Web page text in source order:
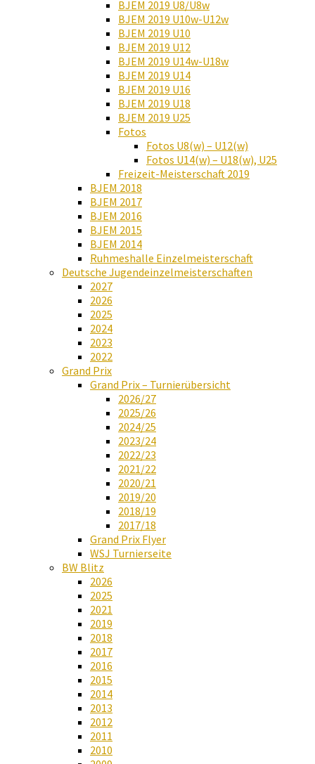
BJEM 2019 U8/U8w
BJEM 2019 U10w-U12w
BJEM 2019 U10
BJEM 2019 U12
BJEM 2019 U14w-U18w
BJEM 2019 U14
BJEM 2019 U16
BJEM 2019 U18
BJEM 2019 U25
Fotos
Fotos U8(w) – U12(w)
Fotos U14(w) – U18(w), U25
Freizeit-Meisterschaft 2019
BJEM 2018
BJEM 2017
BJEM 2016
BJEM 2015
BJEM 2014
Ruhmeshalle Einzelmeisterschaft
Deutsche Jugendeinzelmeisterschaften
2027
2026
2025
2024
2023
2022
Grand Prix
Grand Prix – Turnierübersicht
2026/27
2025/26
2024/25
2023/24
2022/23
2021/22
2020/21
2019/20
2018/19
2017/18
Grand Prix Flyer
WSJ Turnierseite
BW Blitz
2026
2025
2021
2019
2018
2017
2016
2015
2014
2013
2012
2011
2010